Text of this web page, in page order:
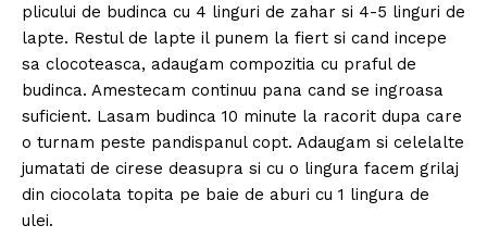
plicului de budinca cu 4 linguri de zahar si 4-5 linguri de
lapte. Restul de lapte il punem la fiert si cand incepe
sa clocoteasca, adaugam compozitia cu praful de
budinca. Amestecam continuu pana cand se ingroasa
suficient. Lasam budinca 10 minute la racorit dupa care
o turnam peste pandispanul copt. Adaugam si celelalte
jumatati de cirese deasupra si cu o lingura facem grilaj
din ciocolata topita pe baie de aburi cu 1 lingura de
ulei.